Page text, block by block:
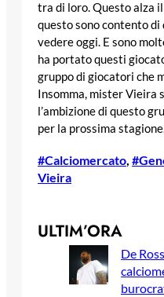
tra di loro. Questo alza
questo sono contento
vedere oggi. E sono
ha portato questi
gruppo di giocatori che
Insomma, mister
l’ambizione di questo
per la prossima
#Calciomercato,
Vieira
ULTIM’ORA
De